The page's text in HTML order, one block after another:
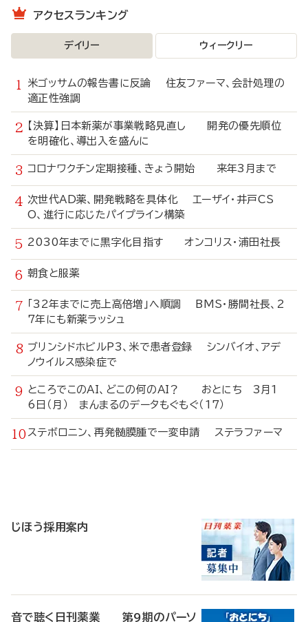
アクセスランキング
デイリー ウィークリー
米ゴッサムの報告書に反論 住友ファーマ、会計処理の
適正性強調
【決算】日本新薬が事業戦略見直し 開発の優先順位
を明確化、導出入を盛んに
コロナワクチン定期接種、きょう開始 来年3月まで
次世代AD薬、開発戦略を具体化 エーザイ・井戸CS
O、進行に応じたパイプライン構築
2030年までに黒字化目指す オンコリス・浦田社長
朝食と服薬
「32年までに売上高倍増」へ順調 BMS・勝間社長、2
7年にも新薬ラッシュ
ブリンシドホビルP3、米で患者登録 シンバイオ、アデ
ノウイルス感染症で
ところでこのAI、どこの何のAI？ おとにち 3月1
6日（月） まんまるのデータもぐもぐ（17）
ステボロニン、再発髄膜腫で一変申請 ステラファーマ
じほう採用案内
音で聴く日刊薬業 第9期のパーソ